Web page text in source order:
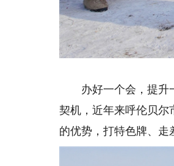
办好一个会，提升一
契机，近年来呼伦贝尔
的优势，打特色牌、走